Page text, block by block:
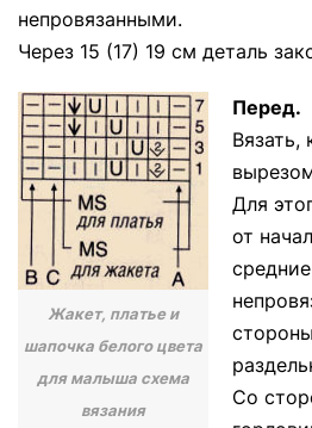
непровязанными.
Через 15 (17) 19 см деталь
Жакет, платье и
шапочка белого цвета
для малыша схема
вязания
Перед.
Вязать,
Для
от
Со